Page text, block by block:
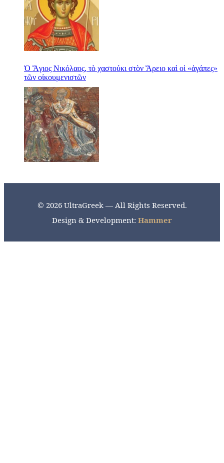
Ὁ Ἅγιος Νικόλαος, τὸ χαστούκι στὸν Ἄρειο καὶ οἱ «ἀγάπες»
τῶν οἰκουμενιστῶν
© 2026 UltraGreek — All Rights Reserved.
Design & Development: Hammer